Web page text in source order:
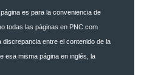
es para la conveniencia de
todas las páginas en PNC.com
entre el contenido de la
esa misma página en inglés, la